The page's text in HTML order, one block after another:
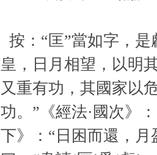
按：“匡”當如字，
皇，日月相望，以明
又重有功，其國家以
功。”《經法·國次》
下》：“日困而還，